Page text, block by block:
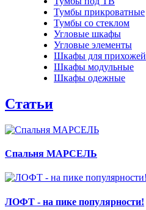
Тумбы прикроватные
Тумбы со стеклом
Угловые шкафы
Угловые элементы
Шкафы для прихожей
Шкафы модульные
Шкафы одежные
Статьи
Спальня МАРСЕЛЬ
ЛОФТ - на пике популярности!